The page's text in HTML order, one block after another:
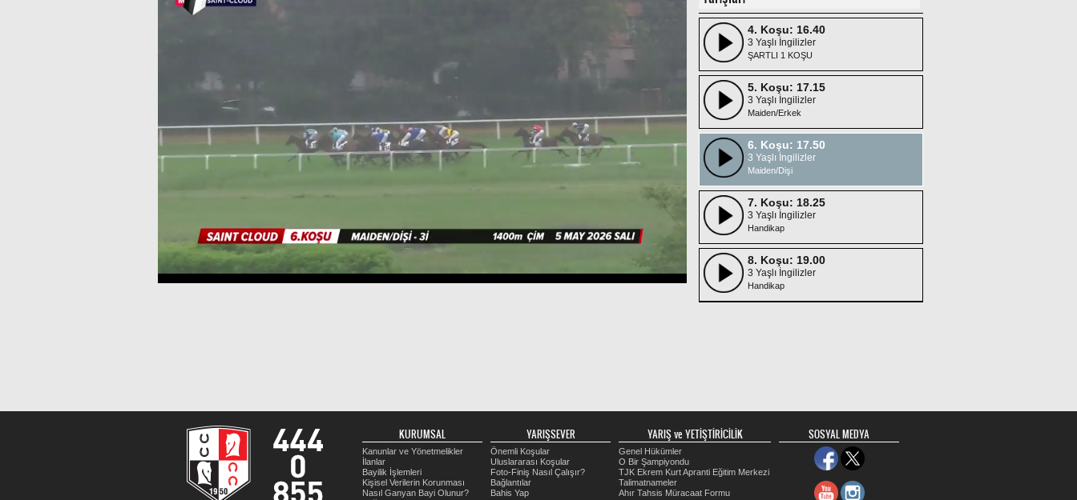
4. Koşu: 16.40
3 Yaşlı İngilizler
ŞARTLI 1 KOŞU
5. Koşu: 17.15
3 Yaşlı İngilizler
Maiden/Erkek
6. Koşu: 17.50
3 Yaşlı İngilizler
Maiden/Dişi
7. Koşu: 18.25
3 Yaşlı İngilizler
Handikap
8. Koşu: 19.00
3 Yaşlı İngilizler
Handikap
KURUMSAL
Kanunlar ve Yönetmelikler
İlanlar
Bayilik İşlemleri
Kişisel Verilerin Korunması
Nasıl Ganyan Bayi Olunur?
YARIŞSEVER
Önemli Koşular
Uluslararası Koşular
Foto-Finiş Nasıl Çalışır?
Bağlantılar
Bahis Yap
YARIŞ ve YETİŞTİRİCİLİK
Genel Hükümler
O Bir Şampiyondu
TJK Ekrem Kurt Apranti Eğitim Merkezi
Talimatnameler
Ahır Tahsis Müracaat Formu
SOSYAL MEDYA